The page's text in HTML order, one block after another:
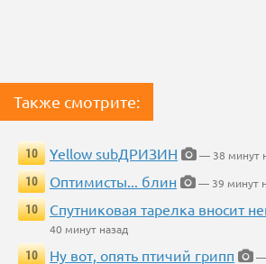
Также смотрите:
10 Yellow subДРИЗИН
— 38 минут
10
Оптимисты... блин
— 39 минут
10
Спутниковая тарелка вносит
40 минут назад
10
Ну вот, опять птичий грипп
—